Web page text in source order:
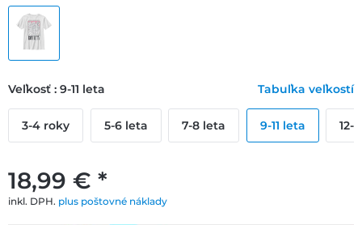
18,99 € *
inkl. DPH. plus poštovné náklady
Veľkosť : 9-11 leta Tabuľka veľkostí
3-4 roky 5-6 leta 7-8 leta 9-11 leta 12-